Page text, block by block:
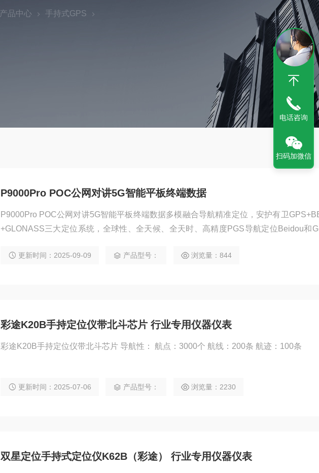
产品中心 手持式GPS
P9000Pro POC公网对讲5G智能平板终端数据
P9000Pro POC公网对讲5G智能平板终端数据多模融合导航精准定位，安护有卫
+GLONASS三大定位系统，全球性、全天候、全天时、高精度PGS导航定位Beidou和
位。 更新时间：2025-09-09 产品型号： 浏览量：844
彩途K20B手持定位仪带北斗芯片 行业专用仪器仪表
彩途K20B手持定位仪带北斗芯片 导航性： 航点：3000个 航线：200条 航迹：100条
更新时间：2025-07-06 产品型号： 浏览量：2230
双星定位手持式定位仪K62B（彩途） 行业专用仪器仪表
电话咨询
扫码加微信